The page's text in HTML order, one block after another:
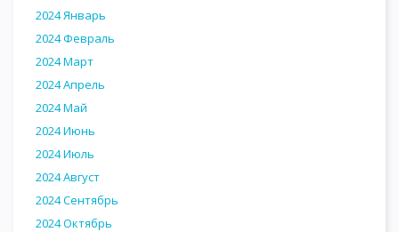
2024 Январь
2024 Февраль
2024 Март
2024 Апрель
2024 Май
2024 Июнь
2024 Июль
2024 Август
2024 Сентябрь
2024 Октябрь